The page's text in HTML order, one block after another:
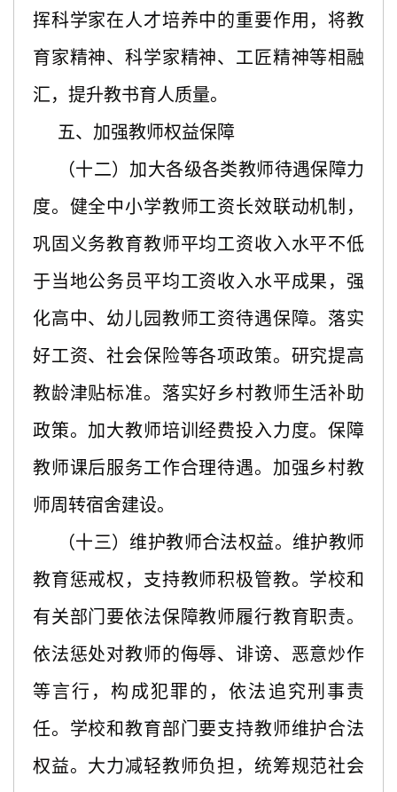
挥科学家在人才培养中的重要作用，将教
育家精神、科学家精神、工匠精神等相融
汇，提升教书育人质量。
五、加强教师权益保障
（十二）加大各级各类教师待遇保障力
度。健全中小学教师工资长效联动机制，
巩固义务教育教师平均工资收入水平不低
于当地公务员平均工资收入水平成果，强
化高中、幼儿园教师工资待遇保障。落实
好工资、社会保险等各项政策。研究提高
教龄津贴标准。落实好乡村教师生活补助
政策。加大教师培训经费投入力度。保障
教师课后服务工作合理待遇。加强乡村教
师周转宿舍建设。
（十三）维护教师合法权益。维护教师
教育惩戒权，支持教师积极管教。学校和
有关部门要依法保障教师履行教育职责。
依法惩处对教师的侮辱、诽谤、恶意炒作
等言行，构成犯罪的，依法追究刑事责
任。学校和教育部门要支持教师维护合法
权益。大力减轻教师负担，统筹规范社会